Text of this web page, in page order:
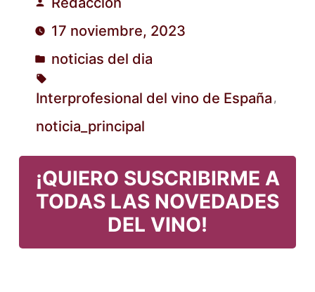
Publicado
por 17 noviembre, 2023
Publicado
en
noticias del dia
Etiquetas:
Interprofesional del vino de España ,
noticia_principal
¡QUIERO SUSCRIBIRME A
TODAS LAS NOVEDADES
DEL VINO!